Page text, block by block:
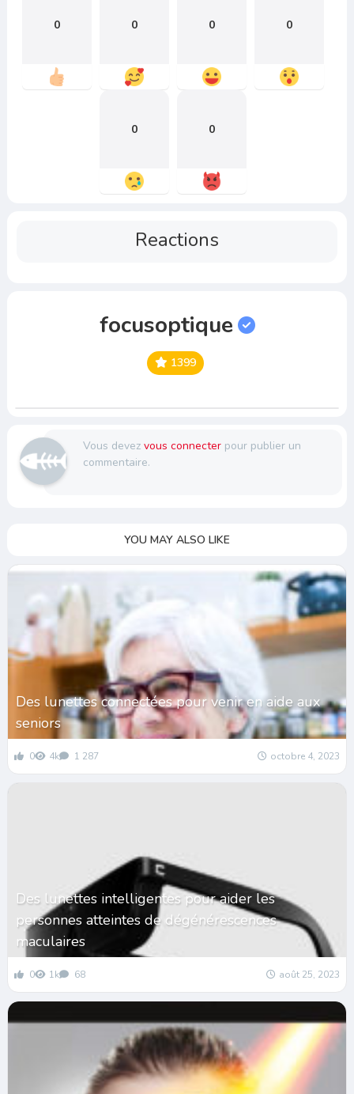
0 0 0 0
0 0
Reactions
focusoptique
1399
Vous devez vous connecterpour publier un
commentaire.
YOU MAY ALSO LIKE
Des lunettes connectées pour venir en aide aux
seniors
0 4k 1 287 octobre 4, 2023
Des lunettes intelligentes pour aider les
personnes atteintes de dégénérescences
maculaires
0 1k 68 août 25, 2023